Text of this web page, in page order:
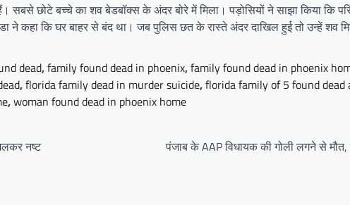
छोटे बच्चे का शव बेडबॉक्स के अंदर बोरे में मिला। पड़ोसियों ने साझा किया कि
ने कहा कि घर बाहर से बंद था। जब पुलिस छत के रास्ते अंदर दाखिल हुई तो उन्हें शव
dead,family found dead in phoenix,family found dead in phoenix
,florida family dead in murder suicide,florida family of 5 found dead
,woman found dead in phoenix home
नष्ट पंजाब के AAP विधायक की गोली लगने से मौत,